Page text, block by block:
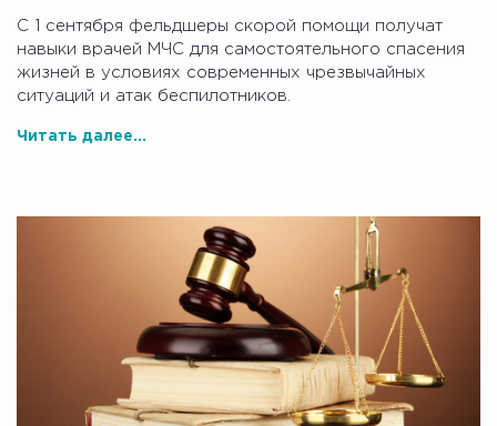
С 1 сентября фельдшеры скорой помощи получат
навыки врачей МЧС для самостоятельного спасения
жизней в условиях современных чрезвычайных
ситуаций и атак беспилотников.
Читать далее...